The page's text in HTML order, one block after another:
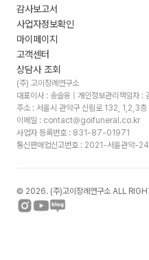
감사보고서
사업자정보확인
마이페이지
고객센터
상담사 조회
(주) 고이장례연구소
대표이사 : 송슬옹 | 개인정보관리책임자 :
주소 : 서울시 관악구 신림로 132, 1,2,3층
이메일 : contact@goifuneral.co.kr
사업자 등록번호 : 831-87-01971
통신판매업신고번호 : 2021-서울관악-
© 2026. (주)고이장례연구소 ALL